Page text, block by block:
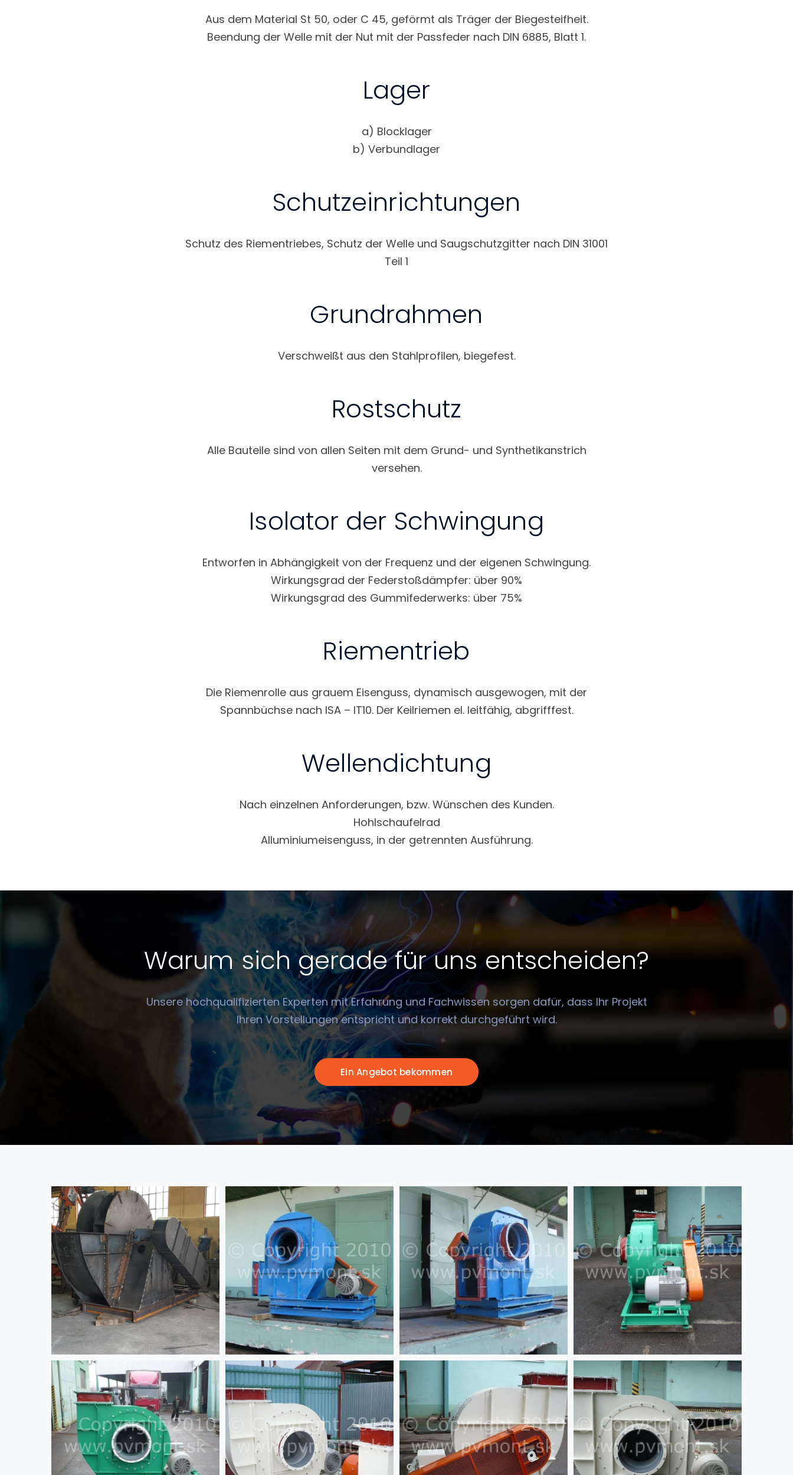
Aus dem Material St 50, oder C 45, geförmt als Träger der Biegesteifheit.
Beendung der Welle mit der Nut mit der Passfeder nach DIN 6885, Blatt 1.
Lager
a) Blocklager
b) Verbundlager
Schutzeinrichtungen
Schutz des Riementriebes, Schutz der Welle und Saugschutzgitter nach DIN 31001
Teil 1
Grundrahmen
Verschweißt aus den Stahlprofilen, biegefest.
Rostschutz
Alle Bauteile sind von allen Seiten mit dem Grund- und Synthetikanstrich
versehen.
Isolator der Schwingung
Entworfen in Abhängigkeit von der Frequenz und der eigenen Schwingung.
Wirkungsgrad der Federstoßdämpfer: über 90%
Wirkungsgrad des Gummifederwerks: über 75%
Riementrieb
Die Riemenrolle aus grauem Eisenguss, dynamisch ausgewogen, mit der
Spannbüchse nach ISA – IT10. Der Keilriemen el. leitfähig, abgrifffest.
Wellendichtung
Nach einzelnen Anforderungen, bzw. Wünschen des Kunden.
Hohlschaufelrad
Alluminiumeisenguss, in der getrennten Ausführung.
Warum sich gerade für uns entscheiden?
Unsere hochqualifizierten Experten mit Erfahrung und Fachwissen sorgen dafür, dass Ihr Projekt
Ihren Vorstellungen entspricht und korrekt durchgeführt wird.
Ein Angebot bekommen